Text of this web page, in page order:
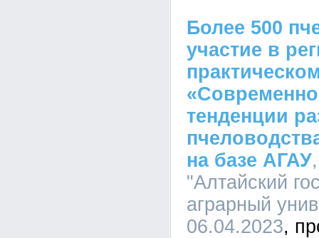
Более 500
участие в
тенденции
на базе АГАУ
"Алтайский
аграрный
06.04.2023